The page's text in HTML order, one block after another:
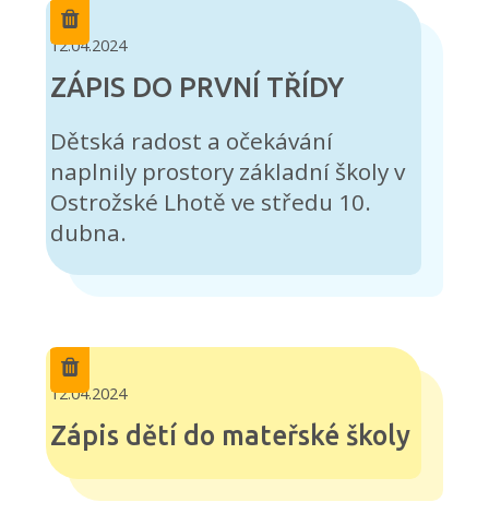
12.04.2024
ZÁPIS DO PRVNÍ TŘÍDY
Dětská radost a očekávání
naplnily prostory základní školy v
Ostrožské Lhotě ve středu 10.
dubna.
12.04.2024
Zápis dětí do mateřské školy